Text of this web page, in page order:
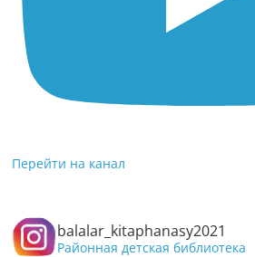
Перейти на канал
balalar_kitaphanasy2021
Районная детская библиотека